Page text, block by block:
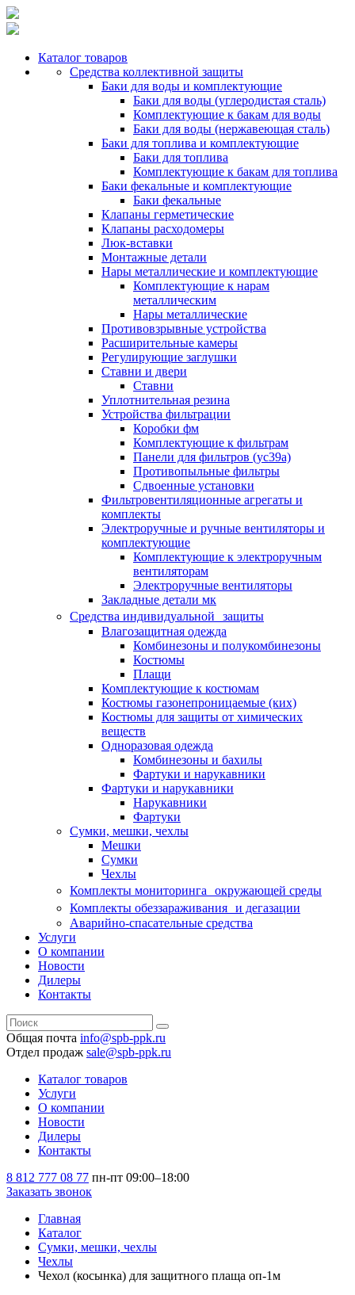
Каталог товаров
Средства коллективной защиты
Баки для воды и комплектующие
Баки для воды (углеродистая сталь)
Комплектующие к бакам для воды
Баки для воды (нержавеющая сталь)
Баки для топлива и комплектующие
Баки для топлива
Комплектующие к бакам для топлива
Баки фекальные и комплектующие
Баки фекальные
Клапаны герметические
Клапаны расходомеры
Люк-вставки
Монтажные детали
Нары металлические и комплектующие
Комплектующие к нарам
металлическим
Нары металлические
Противовзрывные устройства
Расширительные камеры
Регулирующие заглушки
Ставни и двери
Ставни
Уплотнительная резина
Устройства фильтрации
Коробки фм
Комплектующие к фильтрам
Панели для фильтров (ус39а)
Противопыльные фильтры
Сдвоенные установки
Фильтровентиляционные агрегаты и
комплекты
Электроручные и ручные вентиляторы и
комплектующие
Комплектующие к электроручным
вентиляторам
Электроручные вентиляторы
Закладные детали мк
Средства индивидуальной защиты
Влагозащитная одежда
Комбинезоны и полукомбинезоны
Костюмы
Плащи
Комплектующие к костюмам
Костюмы газонепроницаемые (ких)
Костюмы для защиты от химических
веществ
Одноразовая одежда
Комбинезоны и бахилы
Фартуки и нарукавники
Фартуки и нарукавники
Нарукавники
Фартуки
Сумки, мешки, чехлы
Мешки
Сумки
Чехлы
Комплекты мониторинга окружающей среды
Комплекты обеззараживания и дегазации
Аварийно-спасательные средства
Услуги
О компании
Новости
Дилеры
Контакты
Общая почта info@spb-ppk.ru
Отдел продаж sale@spb-ppk.ru
Каталог товаров
Услуги
О компании
Новости
Дилеры
Контакты
8 812 777 08 77 пн-пт 09:00–18:00
Заказать звонок
Главная
Каталог
Сумки, мешки, чехлы
Чехлы
Чехол (косынка) для защитного плаща оп-1м